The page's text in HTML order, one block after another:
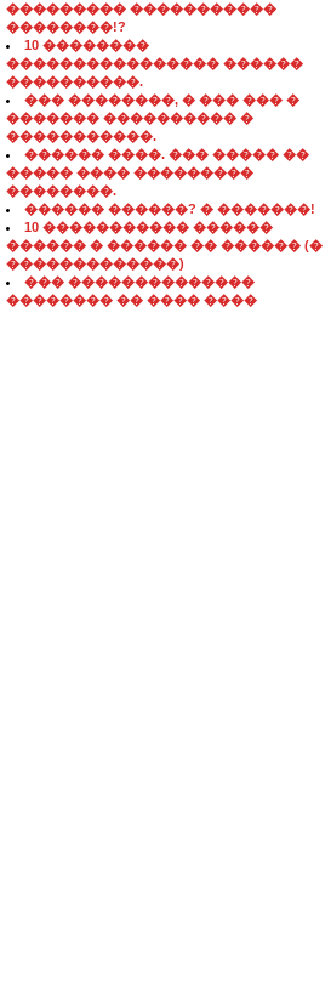
��������� �����������
��������!?
10 ��������
���������������� ������
����������.
��� ��������, � ��� ��� �
������� ���������� �
�����������.
������ ����. ��� ����� ��
����� ���� ���������
��������.
������ ������? � �������!
10 ����������� ������
������ � ������ �� ������ (�
�������������)
��� ��������������
�������� �� ���� ����